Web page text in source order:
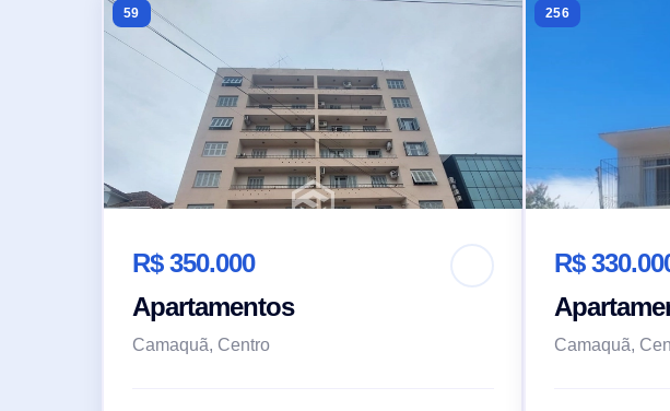
59
R$ 350.000
Apartamentos
Camaquã, Centro
256
R$
Camaquã,